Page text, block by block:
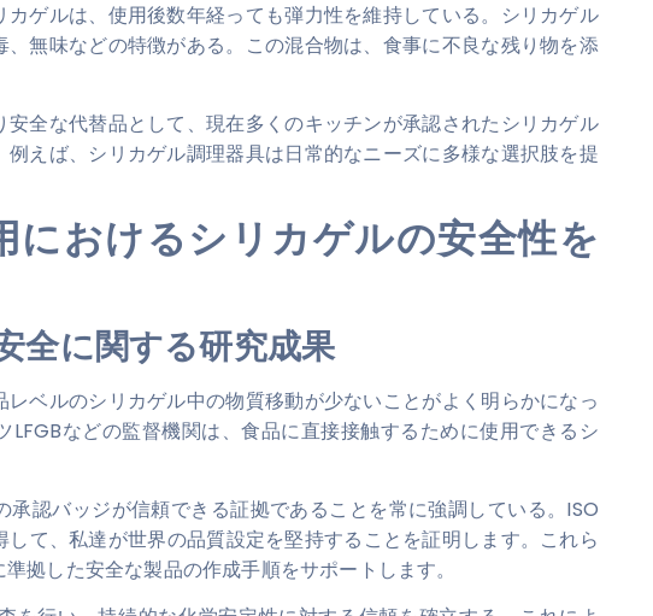
ゲルは、使用後数年経っても弾力性を維持している。シリカゲル
無味などの特徴がある。この混合物は、食事に不良な残り物を添
全な代替品として、現在多くのキッチンが承認されたシリカゲル
えば、シリカゲル調理器具は日常的なニーズに多様な選択肢を提
におけるシリカゲルの安全性を
全に関する研究成果
ベルのシリカゲル中の物質移動が少ないことがよく明らかになっ
などの監督機関は、食品に直接接触するために使用できるシ
認バッジが信頼できる証拠であることを常に強調している。ISO
て、私達が世界の品質設定を堅持することを証明します。これら
拠した安全な製品の作成手順をサポートします。